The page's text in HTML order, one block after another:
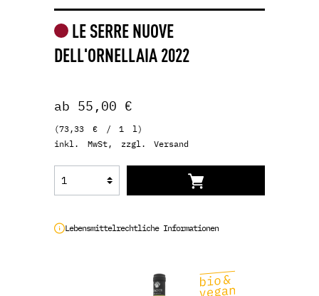
LE SERRE NUOVE
DELL'ORNELLAIA 2022
ab 55,00 €
(73,33 € / 1 l)
inkl. MwSt, zzgl. Versand
Lebensmittelrechtliche Informationen